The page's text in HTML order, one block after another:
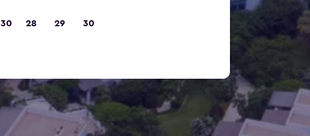
30 28 29 30